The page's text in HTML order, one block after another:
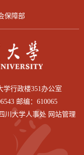
保障部
学行政楼351办公室
邮编：610065
川大学人事处 网站管理